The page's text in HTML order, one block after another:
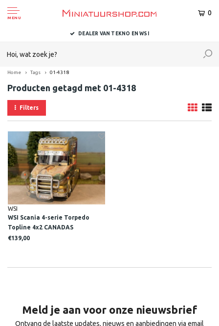
MENU
0
DEALER VAN TEKNO EN WSI
Home Tags 01-4318
Producten getagd met 01-4318
Filters
WSI
WSI Scania 4-serie Torpedo
Topline 4x2 CANADAS
€139,00
Meld je aan voor onze nieuwsbrief
Ontvang de laatste updates, nieuws en aanbiedingen via email